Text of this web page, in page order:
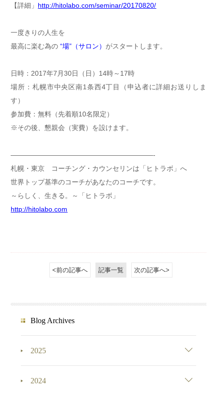
【詳細」 http://hitolabo.com/seminar/20170820/
一度きりの人生を
最高に楽む為の“場”（サロン） がスタートします。
日時：2017年7月30日（日）14時～17時
場所：札幌市中央区南1条西4丁目（申込者に詳細お送りしま
す）
参加費：無料（先着順10名限定）
※その後、懇親会（実費）を設けます。
—————————————————————-
札幌・東京 コーチング・カウンセリンは「ヒトラボ」へ
世界トップ基準のコーチがあなたのコーチです。
～らしく、生きる。～「ヒトラボ」
http://hitolabo.com
<前の記事へ 記事一覧 次の記事へ>
Blog Archives
2025
2024